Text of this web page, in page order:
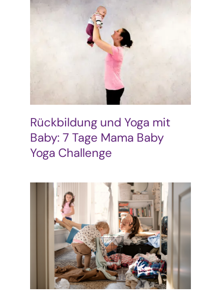
Rückbildung und Yoga mit
Baby: 7 Tage Mama Baby
Yoga Challenge